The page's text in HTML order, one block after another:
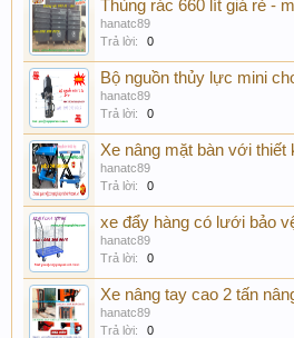
Thùng rác 660 lít giá rẻ -
hanatc89
Trả lời:
0
Bộ nguồn thủy lực mini
hanatc89
Trả lời:
0
Xe nâng mặt bàn với thiết
hanatc89
Trả lời:
0
xe đẩy hàng có lưới bảo
hanatc89
Trả lời:
0
Xe nâng tay cao 2 tấn
hanatc89
Trả lời:
0